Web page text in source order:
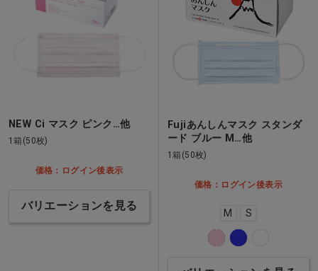
NEW Ci マスク ピンク…他
1箱(50枚)
価格：ログイン後表示
バリエーションを見る
Fujiあんしんマスク スタンダ
ード ブルー M…他
1箱(50枚)
価格：ログイン後表示
M S